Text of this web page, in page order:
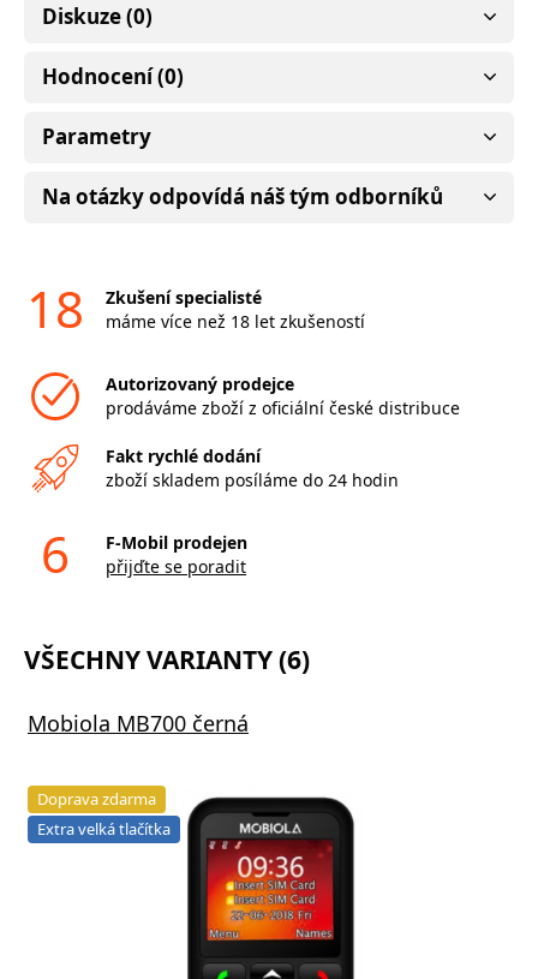
Diskuze (0)
Hodnocení (0)
Parametry
Na otázky odpovídá náš tým odborníků
18
Zkušení specialisté
máme více než 18 let zkušeností
Autorizovaný prodejce
prodáváme zboží z oficiální české distribuce
Fakt rychlé dodání
zboží skladem posíláme do 24 hodin
6
F-Mobil prodejen
přijďte se poradit
VŠECHNY VARIANTY (6)
Mobiola MB700 černá
Doprava zdarma
Extra velká tlačítka